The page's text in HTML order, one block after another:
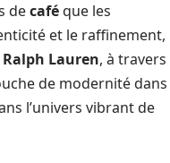
decaféque les
et le raffinement,
Ralph Lauren, à travers
de modernité dans
l’univers vibrant de